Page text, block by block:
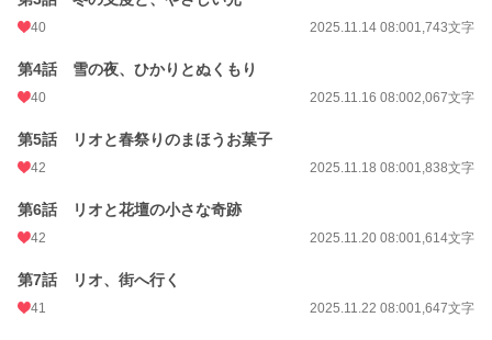
年間ポイント
累計ポイント 4,869 pt (126,701 位)
40 2025.11.14 08:001,743文字
第4話 雪の夜、ひかりとぬくもり
40 2025.11.16 08:002,067文字
第5話 リオと春祭りのまほうお菓子
42 2025.11.18 08:001,838文字
第6話 リオと花壇の小さな奇跡
42 2025.11.20 08:001,614文字
第7話 リオ、街へ行く
41 2025.11.22 08:001,647文字